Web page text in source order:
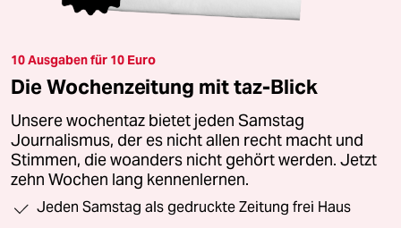
10 Ausgaben für 10 Euro
Die Wochenzeitung mit taz-Blick
Unsere wochentaz bietet jeden Samstag
Journalismus, der es nicht allen recht macht und
Stimmen, die woanders nicht gehört werden. Jetzt
zehn Wochen lang kennenlernen.
Jeden Samstag als gedruckte Zeitung frei Haus